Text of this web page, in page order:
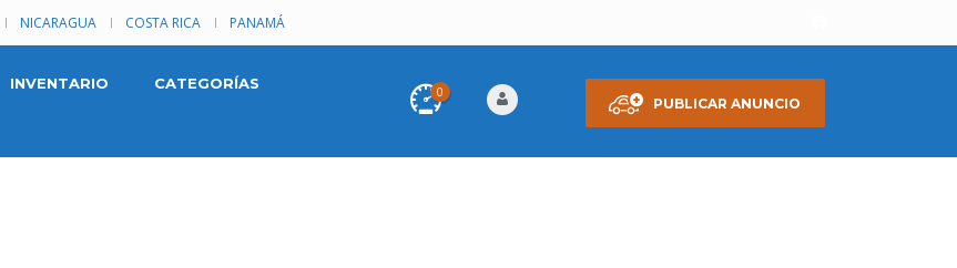
NICARAGUA COSTA RICA PANAMÁ
PUBLICAR ANUNCIO
0
INVENTARIO CATEGORÍAS